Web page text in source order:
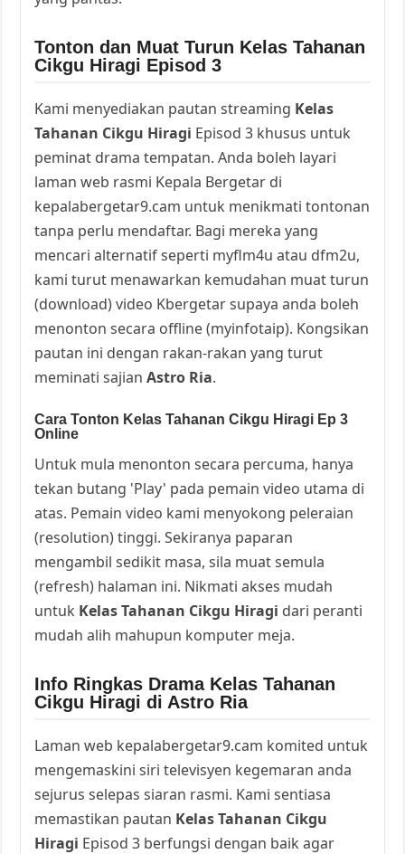
Tonton dan Muat Turun Kelas Tahanan
Cikgu Hiragi Episod 3
Kami menyediakan pautan streaming Kelas
Tahanan Cikgu Hiragi Episod 3 khusus untuk
peminat drama tempatan. Anda boleh layari
laman web rasmi Kepala Bergetar di
kepalabergetar9.cam untuk menikmati tontonan
tanpa perlu mendaftar. Bagi mereka yang
mencari alternatif seperti myflm4u atau dfm2u,
kami turut menawarkan kemudahan muat turun
(download) video Kbergetar supaya anda boleh
menonton secara offline (myinfotaip). Kongsikan
pautan ini dengan rakan-rakan yang turut
meminati sajianAstro Ria.
Cara Tonton Kelas Tahanan Cikgu Hiragi Ep 3
Online
Untuk mula menonton secara percuma, hanya
tekan butang 'Play' pada pemain video utama di
atas. Pemain video kami menyokong peleraian
(resolution) tinggi. Sekiranya paparan
mengambil sedikit masa, sila muat semula
(refresh) halaman ini. Nikmati akses mudah
untuk Kelas Tahanan Cikgu Hiragi dari peranti
mudah alih mahupun komputer meja.
Info Ringkas Drama Kelas Tahanan
Cikgu Hiragi di Astro Ria
Laman web kepalabergetar9.cam komited untuk
mengemaskini siri televisyen kegemaran anda
sejurus selepas siaran rasmi. Kami sentiasa
memastikan pautan Kelas Tahanan Cikgu
Hiragi Episod 3 berfungsi dengan baik agar